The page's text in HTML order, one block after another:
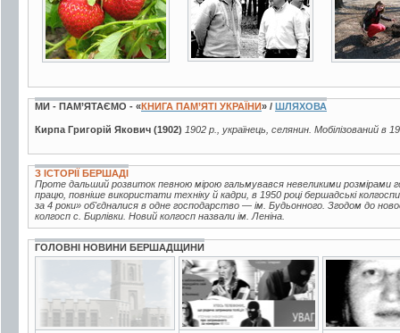
МИ - ПАМ’ЯТАЄМО - «КНИГА ПАМ’ЯТІ УКРАЇНИ» / ШЛЯХОВА
Кирпа Григорій Якович (1902) 1902 р., українець, селянин. Мобілізований в
З ІСТОРІЇ БЕРШАДІ
Проте дальший розвиток певною мірою гальмувався невеликими розмірами
працю, повніше використати техніку й кадри, в 1950 році бершадські
за 4 роки» об'єдналися в одне господарство — ім. Будьонного. Згодом до
колгосп с. Бирлівки. Новий колгосп назвали ім. Леніна.
ГОЛОВНІ НОВИНИ БЕРШАДЩИНИ